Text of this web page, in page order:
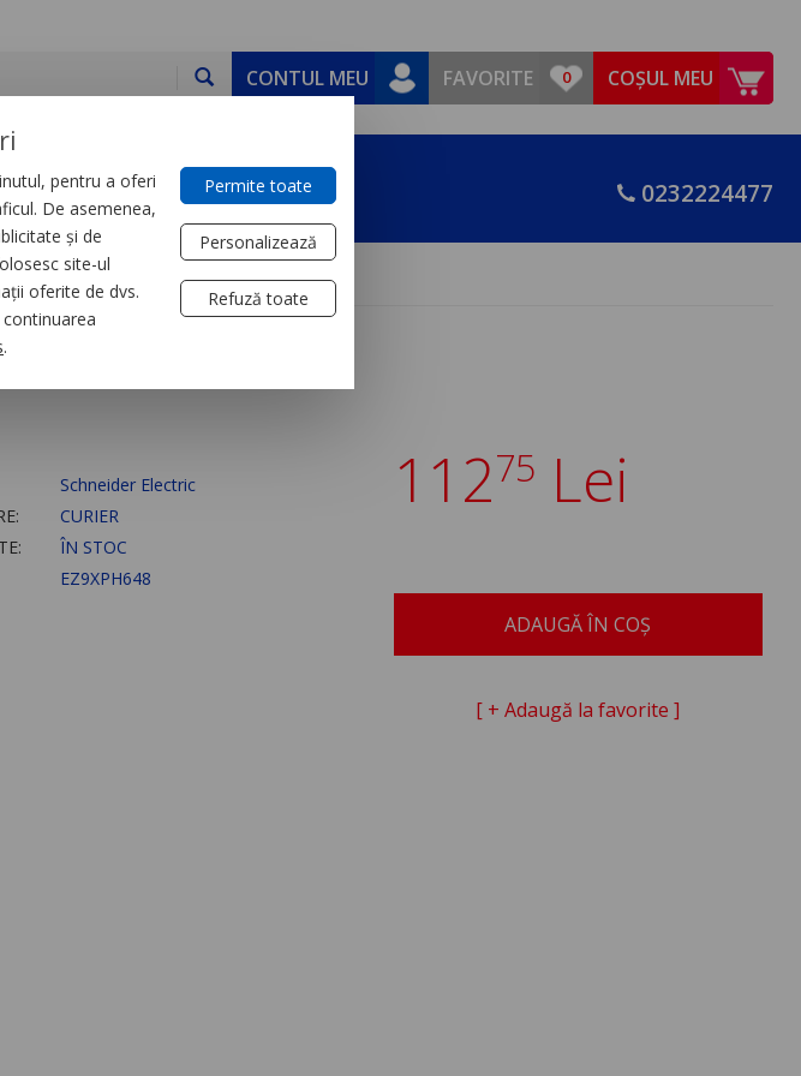
CONTUL MEU FAVORITE COȘUL MEU
CONTACT 0232224477
Schneider Electric
CURIER
ÎN STOC
EZ9XPH648
11275 Lei
ADAUGĂ ÎN COȘ
[ + Adaugă la favorite ]
pentru a oferi
De asemenea,
și de
site-ul
oferite de dvs.
.
Permite toate
Personalizează
Refuză toate